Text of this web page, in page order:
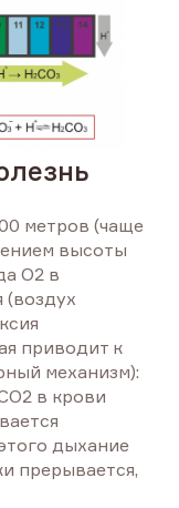
метров (чаще
высоты
О2 в
(воздух
приводит к
механизм):
в крови
дыхание
прерывается,